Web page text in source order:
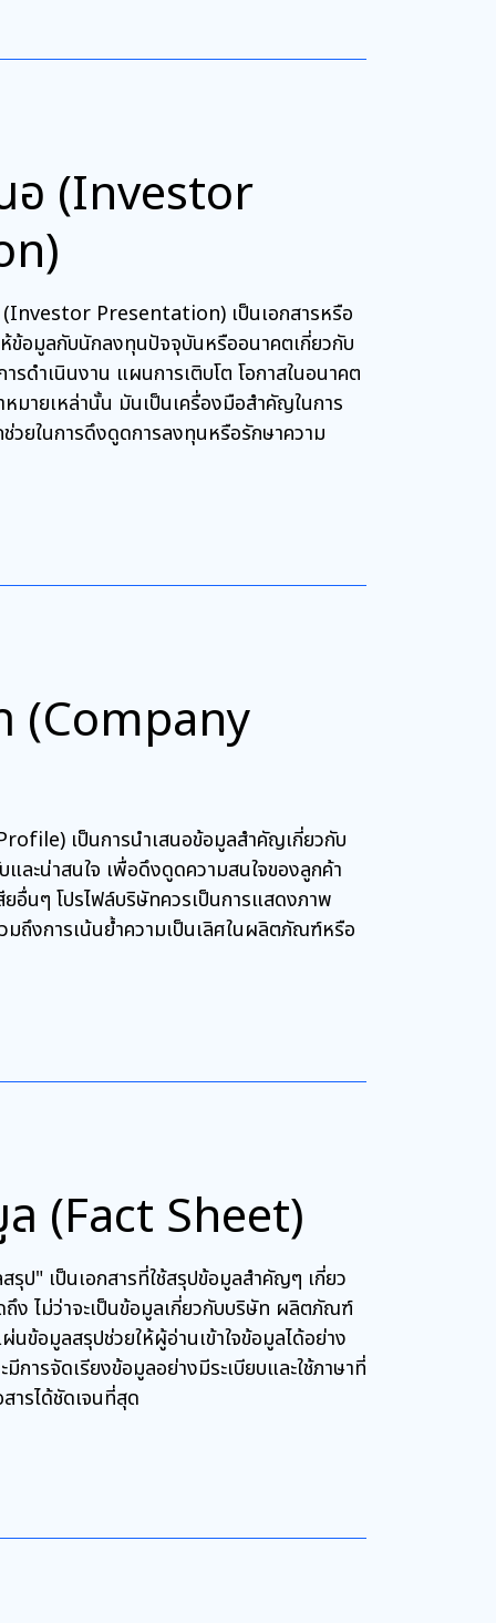
อ (Investor
Presentation) เป็นเอกสารหรือ
ข้อมูลกับนักลงทุนปัจจุบันหรืออนาคตเกี่ยวกับ
ดำเนินงาน แผนการเติบโต โอกาสในอนาคต
มายเหล่านั้น มันเป็นเครื่องมือสำคัญในการ
วยในการดึงดูดการลงทุนหรือรักษาความ
(Company
เป็นการนำเสนอข้อมูลสำคัญเกี่ยวกับ
ละน่าสนใจ เพื่อดึงดูดความสนใจของลูกค้า
อื่นๆ โปรไฟล์บริษัทควรเป็นการแสดงภาพ
ถึงการเน้นย้ำความเป็นเลิศในผลิตภัณฑ์หรือ
(Fact Sheet)
ป" เป็นเอกสารที่ใช้สรุปข้อมูลสำคัญๆ เกี่ยว
ง ไม่ว่าจะเป็นข้อมูลเกี่ยวกับบริษัท ผลิตภัณฑ์
ข้อมูลสรุปช่วยให้ผู้อ่านเข้าใจข้อมูลได้อย่าง
การจัดเรียงข้อมูลอย่างมีระเบียบและใช้ภาษาที่
ารได้ชัดเจนที่สุด